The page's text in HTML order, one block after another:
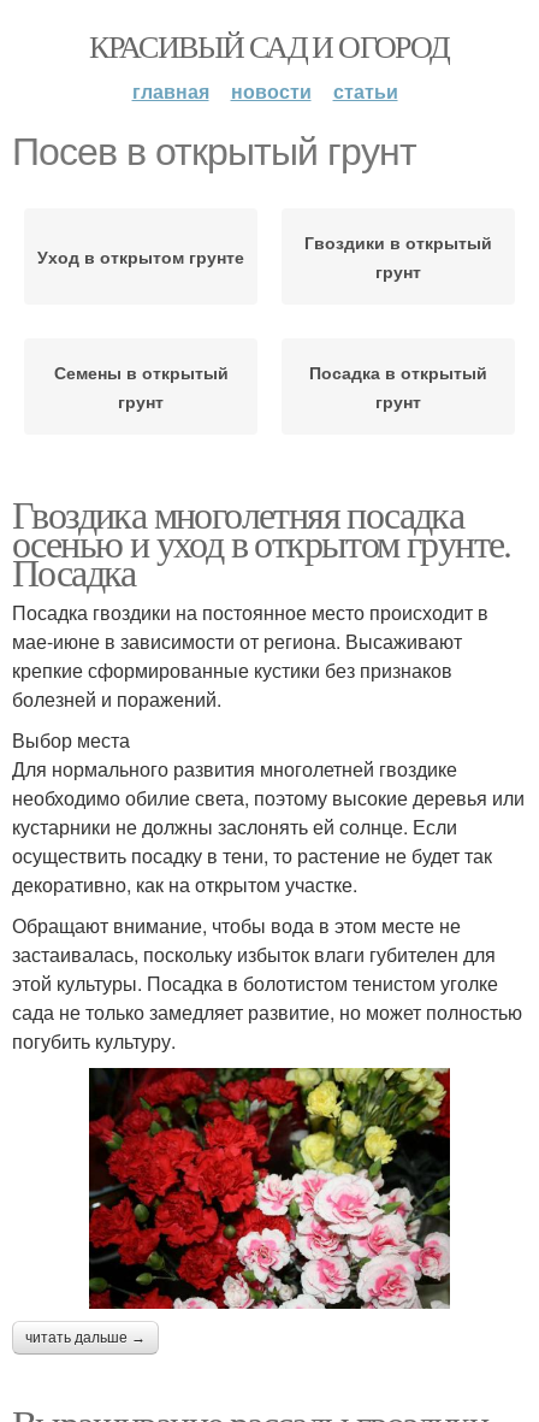
КРАСИВЫЙ САД И ОГОРОД
главная новости статьи
Посев в открытый грунт
Уход в открытом грунте
Гвоздики в открытый
грунт
Семены в открытый
грунт
Посадка в открытый
грунт
Гвоздика многолетняя посадка
осенью и уход в открытом грунте.
Посадка
Посадка гвоздики на постоянное место происходит в
мае-июне в зависимости от региона. Высаживают
крепкие сформированные кустики без признаков
болезней и поражений.
Выбор места
Для нормального развития многолетней гвоздике
необходимо обилие света, поэтому высокие деревья или
кустарники не должны заслонять ей солнце. Если
осуществить посадку в тени, то растение не будет так
декоративно, как на открытом участке.
Обращают внимание, чтобы вода в этом месте не
застаивалась, поскольку избыток влаги губителен для
этой культуры. Посадка в болотистом тенистом уголке
сада не только замедляет развитие, но может полностью
погубить культуру.
читать дальше →